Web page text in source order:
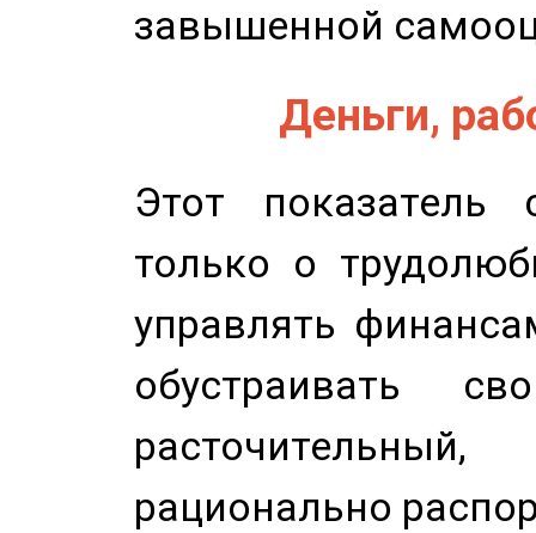
завышенной
Деньги,
Этот показатель
только о
управлять
обустраивать
рационально